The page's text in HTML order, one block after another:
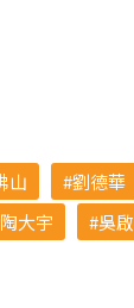
山
劉德華
陶大宇 吳